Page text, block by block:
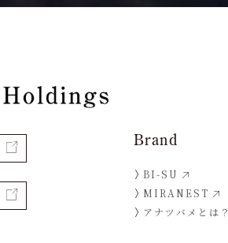
Brand
BI-SU
MIRANEST
アナツバメとは？